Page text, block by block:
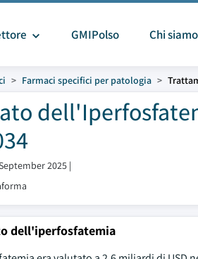
GMIPolso Chi siamo
Farmaci specifici per patologia
2025 |
dell'iperfosfatemia